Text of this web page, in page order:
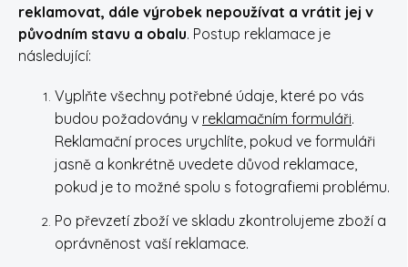
reklamovat, dále výrobek nepoužívat a vrátit jej v
původním stavu a obalu. Postup reklamace je
následující:
Vyplňte všechny potřebné údaje, které po vás
budou požadovány v reklamačním formuláři.
Reklamační proces urychlíte, pokud ve formuláři
jasně a konkrétně uvedete důvod reklamace,
pokud je to možné spolu s fotografiemi problému.
Po převzetí zboží ve skladu zkontrolujeme zboží a
oprávněnost vaší reklamace.